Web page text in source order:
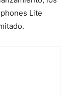
Lite